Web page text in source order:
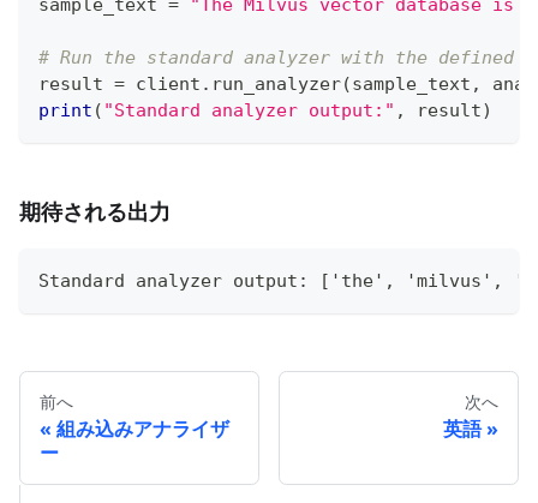
sample_text = "The Milvus vector database
# Run the standard analyzer with the defined
result = client . run_analyzer(sample_text ,
print ( "Standard analyzer output:" , result)
期待される出力
Standard analyzer output: ['the',
前へ
組み込みアナライザ
ー
次へ
英語